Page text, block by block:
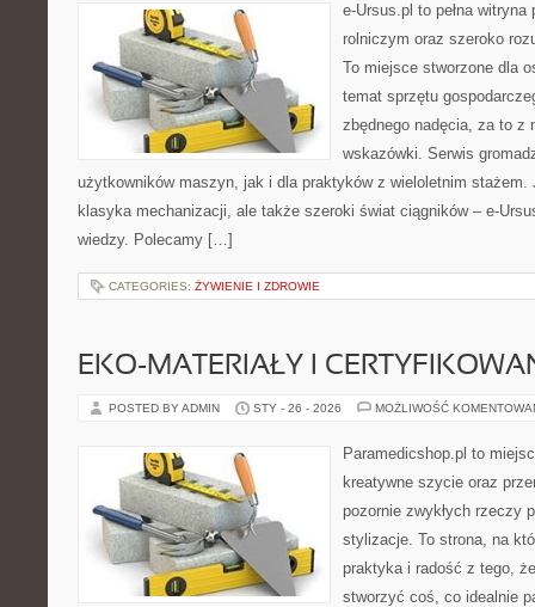
e-Ursus.pl to pełna
rolniczym oraz szeroko
To miejsce stworzone dla
temat sprzętu
zbędnego nadęcia, za to z
wskazówki. Serwis
użytkowników maszyn, jak i dla praktyków z wieloletnim stażem.
klasyka mechanizacji, ale także szeroki świat ciągników – e-
wiedzy. Polecamy […]
CATEGORIES: ŻYWIENIE I ZDROWIE
EKO-MATERIAŁY I
POSTED BY ADMIN STY - 26 - 2026 MOŻLIWOŚĆ
Paramedicshop.pl to
kreatywne szycie oraz
pozornie zwykłych rzeczy
stylizacje. To strona, na
praktyka i radość z tego,
stworzyć coś, co idealnie